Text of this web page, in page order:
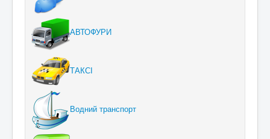
АВТОФУРИ
ТАКСІ
Водний транспорт